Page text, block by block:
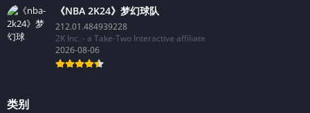
《NBA 2K24》梦幻球队
212.01.484939228
2K Inc. - a Take-Two Interactive affiliate
2026-08-06
类别